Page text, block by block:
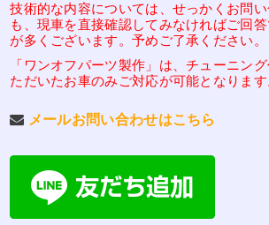
技術的な内容については、せっかくお問
も、現車を直接確認してみなければご回
が多くございます。予めご了承ください。
「ワンオフパーツ製作」は、チューニン
ただいたお車のみご対応が可能となります
メールお問い合わせはこちら